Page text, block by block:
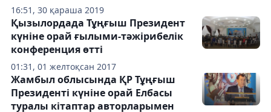
16:51, 30 қараша 2019
01:31, 01 желтоқсан 2017
Қызылордада Тұңғыш Президент
күніне орай ғылыми-тәжірибелік
конференция өтті
Жамбыл облысында ҚР Тұңғыш
Президенті күніне орай Елбасы
туралы кітаптар авторларымен